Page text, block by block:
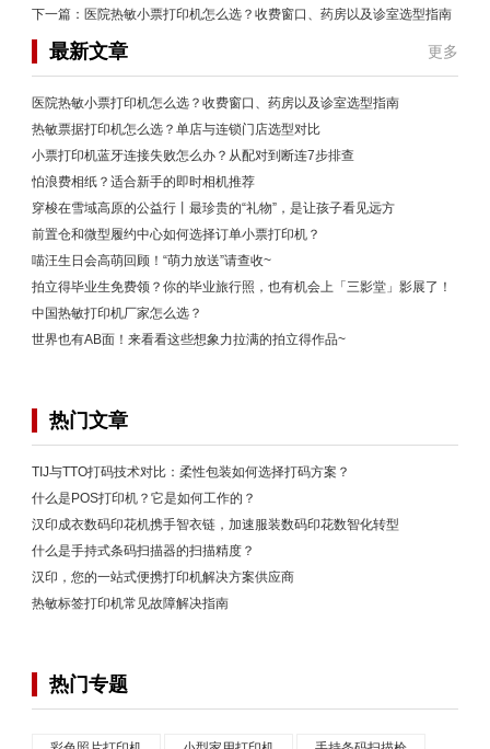
下一篇： 医院热敏小票打印机怎么选？收费窗口、药房以及诊室选型指南
最新文章 更多
医院热敏小票打印机怎么选？收费窗口、药房以及诊室选型指南
热敏票据打印机怎么选？单店与连锁门店选型对比
小票打印机蓝牙连接失败怎么办？从配对到断连7步排查
怕浪费相纸？适合新手的即时相机推荐
穿梭在雪域高原的公益行丨最珍贵的“礼物”，是让孩子看见远方
前置仓和微型履约中心如何选择订单小票打印机？
喵汪生日会高萌回顾！“萌力放送”请查收~
拍立得毕业生免费领？你的毕业旅行照，也有机会上「三影堂」影展了！
中国热敏打印机厂家怎么选？
世界也有AB面！来看看这些想象力拉满的拍立得作品~
热门文章
TIJ与TTO打码技术对比：柔性包装如何选择打码方案？
什么是POS打印机？它是如何工作的？
汉印成衣数码印花机携手智衣链，加速服装数码印花数智化转型
什么是手持式条码扫描器的扫描精度？
汉印，您的一站式便携打印机解决方案供应商
热敏标签打印机常见故障解决指南
热门专题